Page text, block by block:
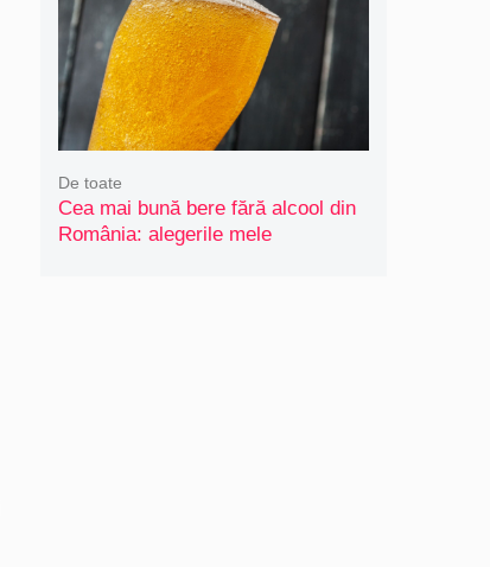
Cea mai bună bere fără alcool din
România: alegerile mele
De toate